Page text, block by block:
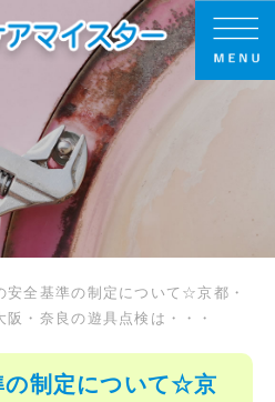
安全基準の制定について☆京都・
阪・奈良の遊具点検は・・・
の制定について☆京